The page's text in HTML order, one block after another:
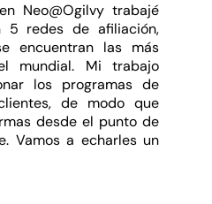
Neo@Ogilvy trabajé
5 redes de afiliación,
encuentran las más
mundial. Mi trabajo
los programas de
de modo que
desde el punto de
Vamos a echarles un